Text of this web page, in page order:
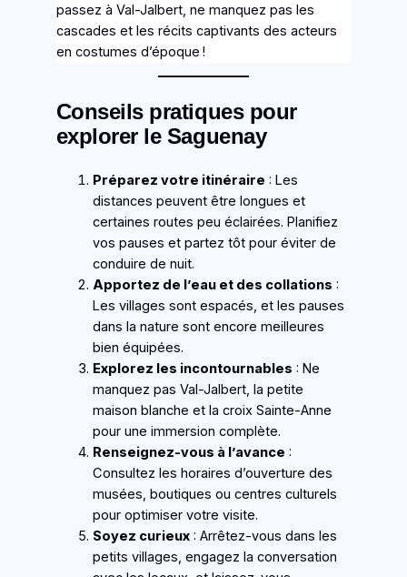
passez à Val-Jalbert, ne manquez pas les
cascades et les récits captivants des acteurs
en costumes d’époque !
Conseils pratiques pour
explorer le Saguenay
Préparez votre itinéraire : Les
distances peuvent être longues et
certaines routes peu éclairées. Planifiez
vos pauses et partez tôt pour éviter de
conduire de nuit.
Apportez de l’eau et des collations :
Les villages sont espacés, et les pauses
dans la nature sont encore meilleures
bien équipées.
Explorez les incontournables : Ne
manquez pas Val-Jalbert, la petite
maison blanche et la croix Sainte-Anne
pour une immersion complète.
Renseignez-vous à l’avance :
Consultez les horaires d’ouverture des
musées, boutiques ou centres culturels
pour optimiser votre visite.
Soyez curieux: Arrêtez-vous dans les
petits villages, engagez la conversation